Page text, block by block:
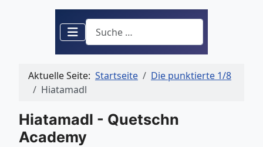
Suchen
Aktuelle Seite: Startseite
Die punktierte 1/8
Hiatamadl
Hiatamadl - Quetschn
Academy